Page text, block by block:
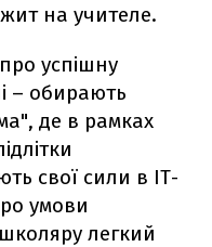
на учителе.
успішну
– обирають
де в рамках
свої сили в ІТ-
умови
легкий